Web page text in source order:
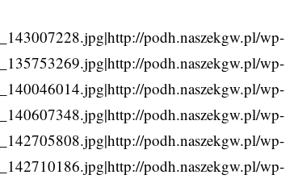
podh.naszekgw.pl/wp-
podh.naszekgw.pl/wp-
podh.naszekgw.pl/wp-
podh.naszekgw.pl/wp-
podh.naszekgw.pl/wp-
podh.naszekgw.pl/wp-